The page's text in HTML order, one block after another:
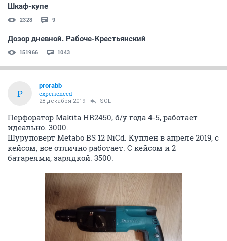
ПНД, стрейч-пленка, ПЭТ, ПВХ, ПЭТ, ПС. Грязные и
чистые. Пленка, мешки, биг-беги, брак производства,
высечка, канистры, бочки, ящики, магазинный сбор,
отходы стрейч-пленки.
ОТВЕТИТЬ
Upjohn
универсальный маньяк
01 ноября 2019 Skai86
А если сравнить сЭкорекс? Больше чем они
заплатите?
ОТВЕТИТЬ
Skai86
junior
01 ноября 2019
Здравствуйте! А что именно у Вас, в каком
количестве и какое качество?